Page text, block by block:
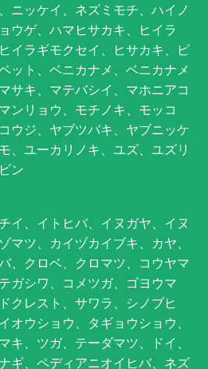
ニッケイ、ネズミモチ、ハイノ
ウゲ、ハマヒサカキ、ヒイラ
イラギモクセイ、ヒサカキ、ピ
ット、ベニカナメ、ベニカナメ
サキ、マテバシイ、マホニアコ
ンリョウ、モチノキ、モッコ
ウジ、ヤブツバキ、ヤブニッケ
、ユーカリノキ、ユズ、ユズリ
ン
イ、イトヒバ、イヌガヤ、イヌ
マツ、カイヅカイブキ、カヤ、
、クロベ、クロマツ、コウヤマ
ガシワ、コメツガ、ゴヨウマ
クレスト、サワラ、シノブヒ
オウショウ、タギョウショウ、
キ、ツガ、テーダマツ、ドイ、
ギ、ペディアニオイヒバ、ネズ